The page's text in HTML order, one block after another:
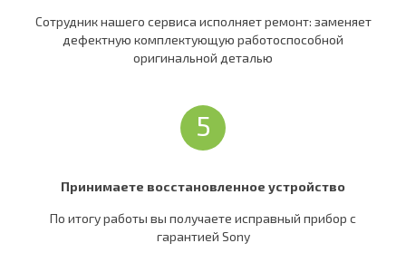
Сотрудник нашего сервиса исполняет ремонт: заменяет
дефектную комплектующую работоспособной
оригинальной деталью
5
Принимаете восстановленное устройство
По итогу работы вы получаете исправный прибор c
гарантией Sony